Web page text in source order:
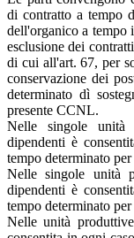
di contratto a tempo
dell'organico a tempo
esclusione dei
di cui all'art. 67, per
conservazione dei
determinato dì
presente CCNL.
Nelle singole
dipendenti è
tempo determinato
Nelle singole unità
dipendenti è
tempo determinato
Nelle unità